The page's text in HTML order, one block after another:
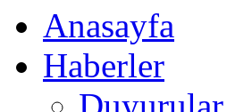
Anasayfa
Haberler